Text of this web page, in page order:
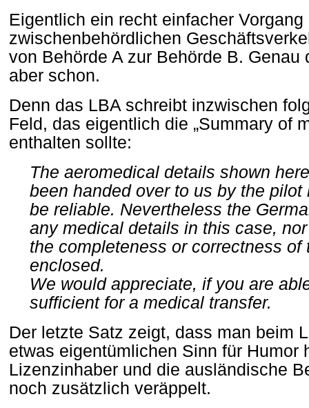
Eigentlich ein recht einfacher Vorgang
zwischenbehördlichen
von Behörde A zur Behörde B. Genau
aber schon.
Denn das LBA schreibt inzwischen
Feld, das eigentlich die „Summary of
enthalten sollte:
The aeromedical details shown
been handed over to us by the
be reliable. Nevertheless the
any medical details in this case,
the completeness or correctness of
enclosed.
We would appreciate, if you are
sufficient for a medical transfer.
Der letzte Satz zeigt, dass man beim
etwas eigentümlichen Sinn für Humor
Lizenzinhaber und die ausländische
noch zusätzlich veräppelt.